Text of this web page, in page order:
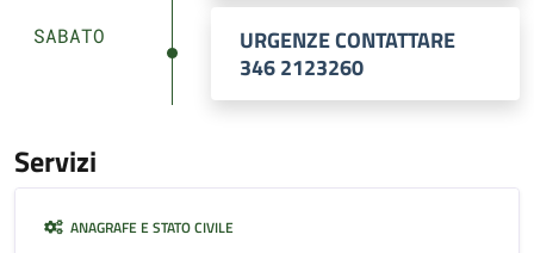
SABATO
URGENZE CONTATTARE
346 2123260
Servizi
ANAGRAFE E STATO CIVILE